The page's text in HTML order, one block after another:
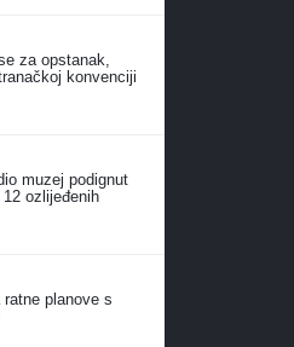
za opstanak,
konvenciji
muzej podignut
ozlijeđenih
planove s